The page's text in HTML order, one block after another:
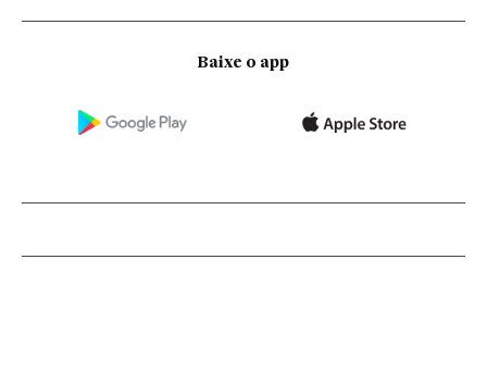
Baixe o app